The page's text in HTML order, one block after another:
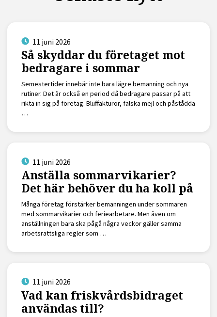
11 juni 2026
Så skyddar du företaget mot
bedragare i sommar
Semestertider innebär inte bara lägre bemanning och nya
rutiner. Det är också en period då bedragare passar på att
rikta in sig på företag. Bluffakturor, falska mejl och påstådda
…
11 juni 2026
Anställa sommarvikarier?
Det här behöver du ha koll på
Många företag förstärker bemanningen under sommaren
med sommarvikarier och feriearbetare. Men även om
anställningen bara ska pågå några veckor gäller samma
arbetsrättsliga regler som …
11 juni 2026
Vad kan friskvårdsbidraget
användas till?